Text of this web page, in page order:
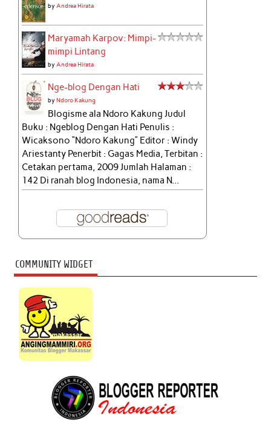
by Andrea Hirata
Maryamah Karpov: Mimpi-
mimpi Lintang
by Andrea Hirata
Nge-blog Dengan Hati
byNdoro Kakung
Blogisme ala Ndoro Kakung Judul
Buku : Ngeblog Dengan Hati Penulis :
Wicaksono “Ndoro Kakung” Editor : Windy
Ariestanty Penerbit : Gagas Media, Terbitan :
Cetakan pertama, 2009 Jumlah Halaman :
142 Di ranah blog Indonesia, nama N...
COMMUNITY WIDGET